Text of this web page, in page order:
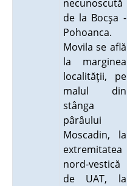
necunoscută
de la Bocşa -
Pohoanca.
Movila se află
la marginea
localităţii, pe
malul din
stânga
pârâului
Moscadin, la
extremitatea
nord-vestică
de UAT, la